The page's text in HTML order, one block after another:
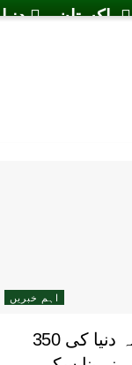
دنیا پاکستان
اہم خبریں
پاکستان کی کوئی جامعہ دنیا کی 350